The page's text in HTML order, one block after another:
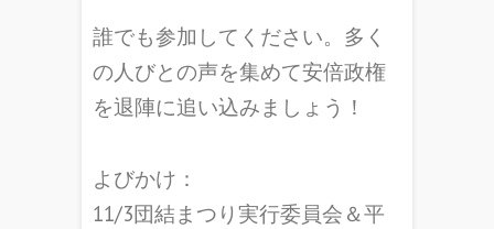
誰でも参加してください。多く
の人びとの声を集めて安倍政権
を退陣に追い込みましょう！
よびかけ：
11/3団結まつり実行委員会＆平